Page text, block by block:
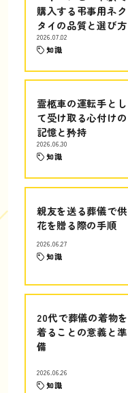
購入する弔事用ネク
タイの品質と選び方
2026.07.02
知識
霊柩車の運転手とし
て受け取る心付けの
記憶と矜持
2026.06.30
知識
親友を送る葬儀で供
花を贈る際の手順
2026.06.27
知識
20代で葬儀の着物を
着ることの意義と準
備
2026.06.26
知識